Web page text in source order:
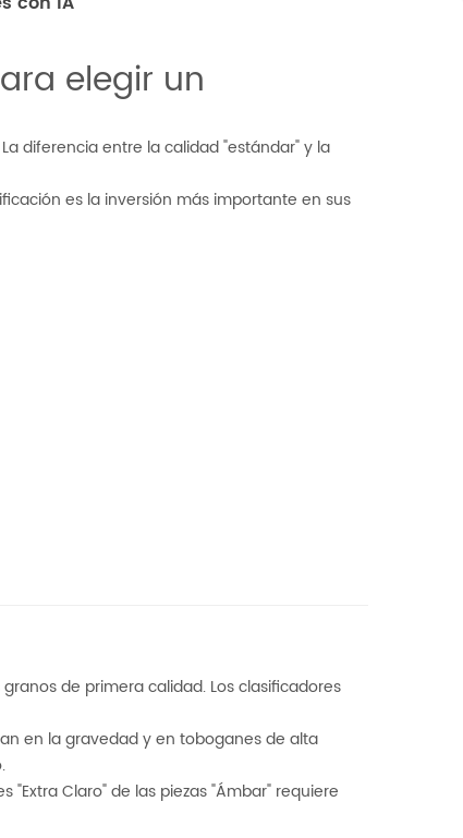
elegir un
diferencia entre la calidad "estándar" y la
es la inversión más importante en sus
de primera calidad. Los clasificadores
en la gravedad y en toboganes de alta
Claro" de las piezas "Ámbar" requiere